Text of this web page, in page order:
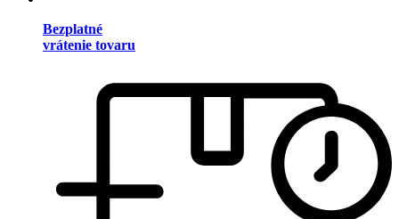
Bezplatné
vrátenie tovaru